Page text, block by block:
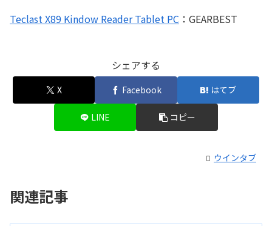
Teclast X89 Kindow Reader Tablet PC ：GEARBEST
シェアする
X Facebook はてブ
LINE コピー
ウインタブ
関連記事